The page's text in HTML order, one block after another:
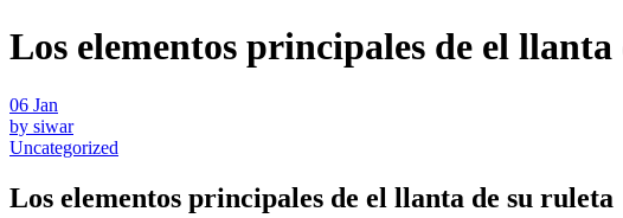
Los elementos principales de el
06 Jan
by siwar
Uncategorized
Los elementos principales de el llanta de su ruleta